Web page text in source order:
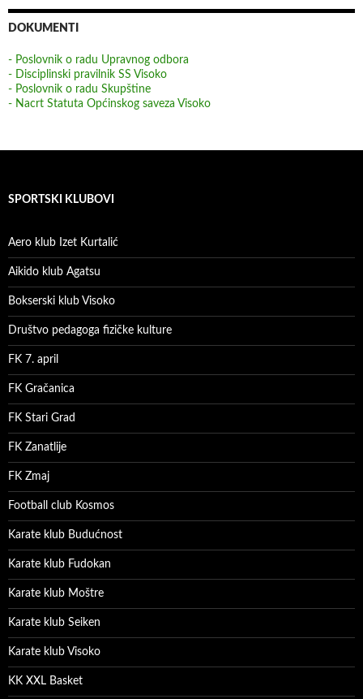
DOKUMENTI
- Poslovnik o radu Upravnog odbora
- Disciplinski pravilnik SS Visoko
- Poslovnik o radu Skupštine
- Nacrt Statuta Općinskog saveza Visoko
SPORTSKI KLUBOVI
Aero klub Izet Kurtalić
Aikido klub Agatsu
Bokserski klub Visoko
Društvo pedagoga fizičke kulture
FK 7. april
FK Gračanica
FK Stari Grad
FK Zanatlije
FK Zmaj
Football club Kosmos
Karate klub Budućnost
Karate klub Fudokan
Karate klub Moštre
Karate klub Seiken
Karate klub Visoko
KK XXL Basket